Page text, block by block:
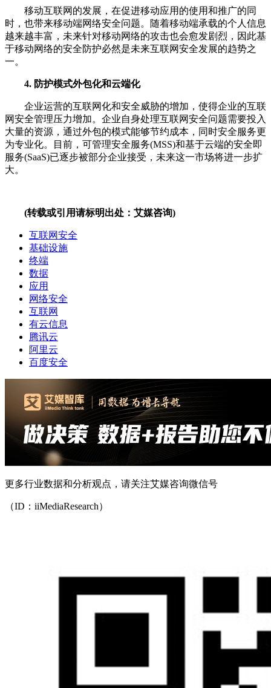
移动互联网的发展，在促进移动应用的使用和推广的同
时，也带来移动端网络安全问题。随着移动端承载的个人信息
越来越丰富，未来针对移动网络的攻击也会愈发剧烈，因此基
于移动网络的安全防护必然是未来互联网安全发展的趋势之
一。
4. 防护模式外包化和云端化
企业运营的互联网化和安全威胁的增加，使得企业的互联
网安全管理压力增加。企业自身处理互联网安全问题需要投入
大量的资源，通过外包的模式能够节约成本，同时安全服务更
为专业化。目前，可管理安全服务(MSS)和基于云端的安全即
服务(SaaS)已逐步被部分企业接受，未来这一市场将进一步扩
大。
(转载或引用请标明出处：艾媒咨询)
互联网安全
基础设施
终端
数据
应用
网络安全
互联网
有云信息
腾讯云
阿里云
百度安全
更多行业数据和分析观点，请关注艾媒咨询微信号
（ID：iiMediaResearch）